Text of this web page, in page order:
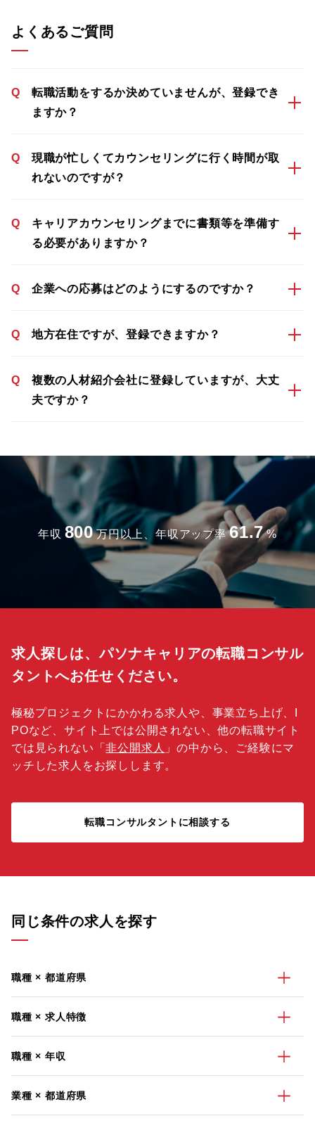
よくあるご質問
Q
転職活動をするか決めていませんが、登録でき
ますか？
Q
現職が忙しくてカウンセリングに行く時間が取
れないのですが？
Q
キャリアカウンセリングまでに書類等を準備す
る必要がありますか？
Q 企業への応募はどのようにするのですか？
Q 地方在住ですが、登録できますか？
Q
複数の人材紹介会社に登録していますが、大丈
夫ですか？
年収 800 万円以上、年収アップ率 61.7 %
求人探しは、パソナキャリアの転職コンサル
タントへお任せください。
極秘プロジェクトにかかわる求人や、事業立ち上げ、I
POなど、サイト上では公開されない、他の転職サイト
では見られない「非公開求人 」の中から、ご経験にマ
ッチした求人をお探しします。
転職コンサルタントに相談する
同じ条件の求人を探す
職種 × 都道府県
職種 × 求人特徴
職種 × 年収
業種 × 都道府県